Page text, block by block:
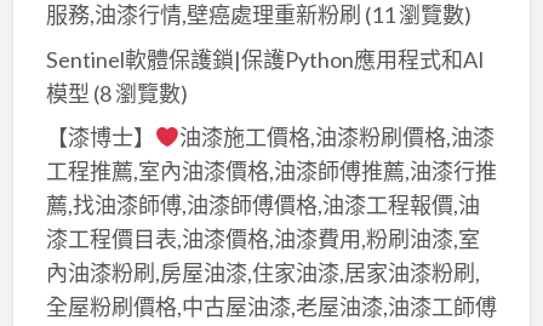
服務,油漆行情,壁癌處理重新粉刷 (11 瀏覽數)
Sentinel軟體保護鎖|保護Python應用程式和AI
模型 (8 瀏覽數)
【漆博士】
油漆施工價格,油漆粉刷價格,油漆
工程推薦,室內油漆價格,油漆師傅推薦,油漆行推
薦,找油漆師傅,油漆師傅價格,油漆工程報價,油
漆工程價目表,油漆價格,油漆費用,粉刷油漆,室
內油漆粉刷,房屋油漆,住家油漆,居家油漆粉刷,
全屋粉刷價格,中古屋油漆,老屋油漆,油漆工師傅